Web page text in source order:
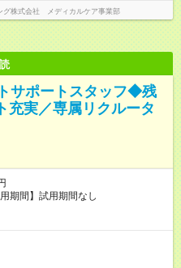
グ株式会社 メディカルケア事業部
サポートスタッフ◆残
充実／専属リクルータ
分単位で支給 【試用期間】試用期間なし